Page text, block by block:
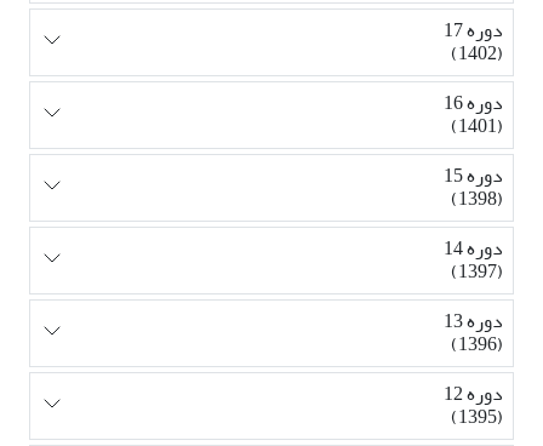
دوره 17
(1402)
دوره 16
(1401)
دوره 15
(1398)
دوره 14
(1397)
دوره 13
(1396)
دوره 12
(1395)